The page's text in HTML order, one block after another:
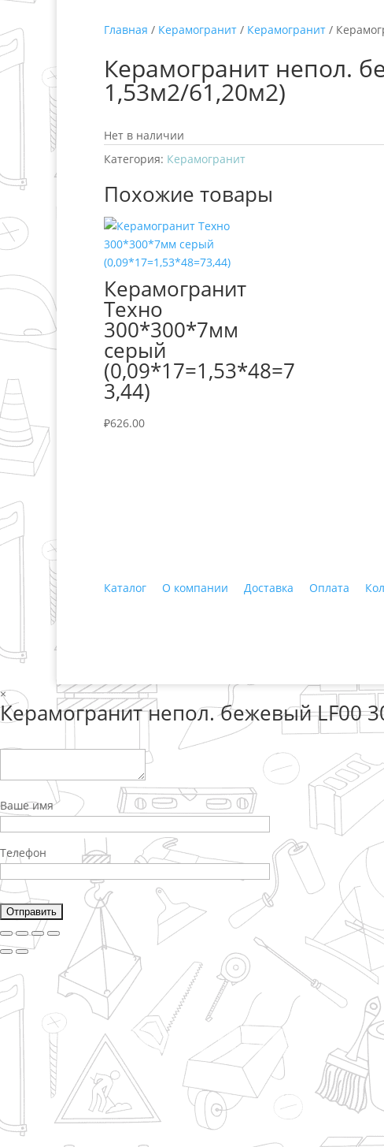
Главная / Керамогранит / Керамогранит /
Керамогранит непол.
1,53м2/61,20м2)
Нет в наличии
Категория: Керамогранит
Похожие товары
Керамогранит
Техно
300*300*7мм
серый
(0,09*17=1,53*48=7
3,44)
₽626.00
Каталог О компании Доставка Оплата
×
Керамогранит непол. бежевый LF00
Ваше имя
Телефон